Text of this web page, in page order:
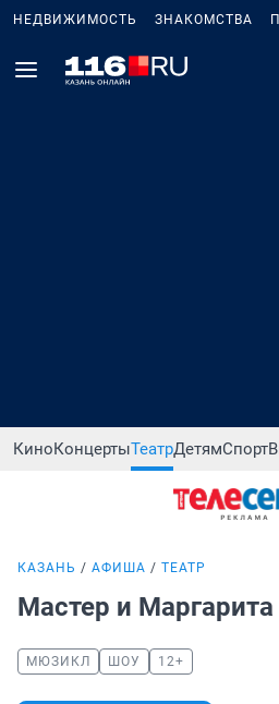
НЕДВИЖИМОСТЬ ЗНАКОМСТВА
КиноКонцертыТеатрДетямСпорт
КАЗАНЬ АФИША ТЕАТР
Мастер и Маргарита
МЮЗИКЛ ШОУ 12+